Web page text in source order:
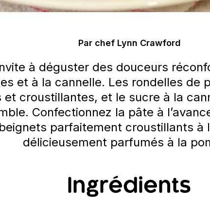
Par chef Lynn Crawford
à déguster des douceurs
et à la cannelle. Les rondelles de
croustillantes, et le sucre à la
Confectionnez la pâte à
parfaitement croustillants à
délicieusement parfumés à la
Ingrédients